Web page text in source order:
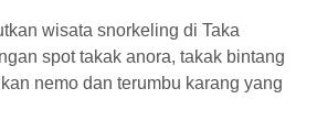
wisata snorkeling di Taka
spot takak anora, takak bintang
nemo dan terumbu karang yang